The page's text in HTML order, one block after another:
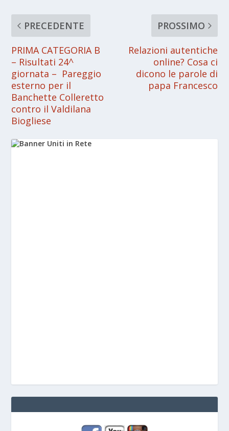
PRECEDENTE
PRIMA CATEGORIA B
– Risultati 24^
giornata – Pareggio
esterno per il
Banchette Colleretto
contro il Valdilana
Biogliese
PROSSIMO
Relazioni autentiche
online? Cosa ci
dicono le parole di
papa Francesco